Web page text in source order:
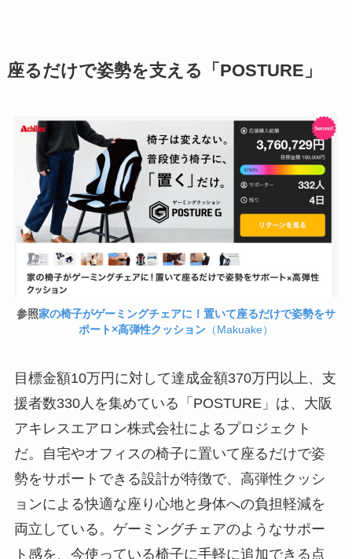
座るだけで姿勢を支える「POSTURE」
参照家の椅子がゲーミングチェアに！置いて座るだけで姿勢をサ
ポート×高弾性クッション （Makuake）
目標金額10万円に対して達成金額370万円以上、支
援者数330人を集めている「POSTURE」は、大阪
アキレスエアロン株式会社によるプロジェクト
だ。自宅やオフィスの椅子に置いて座るだけで姿
勢をサポートできる設計が特徴で、高弾性クッシ
ョンによる快適な座り心地と身体への負担軽減を
両立している。ゲーミングチェアのようなサポー
ト感を、今使っている椅子に手軽に追加できる点